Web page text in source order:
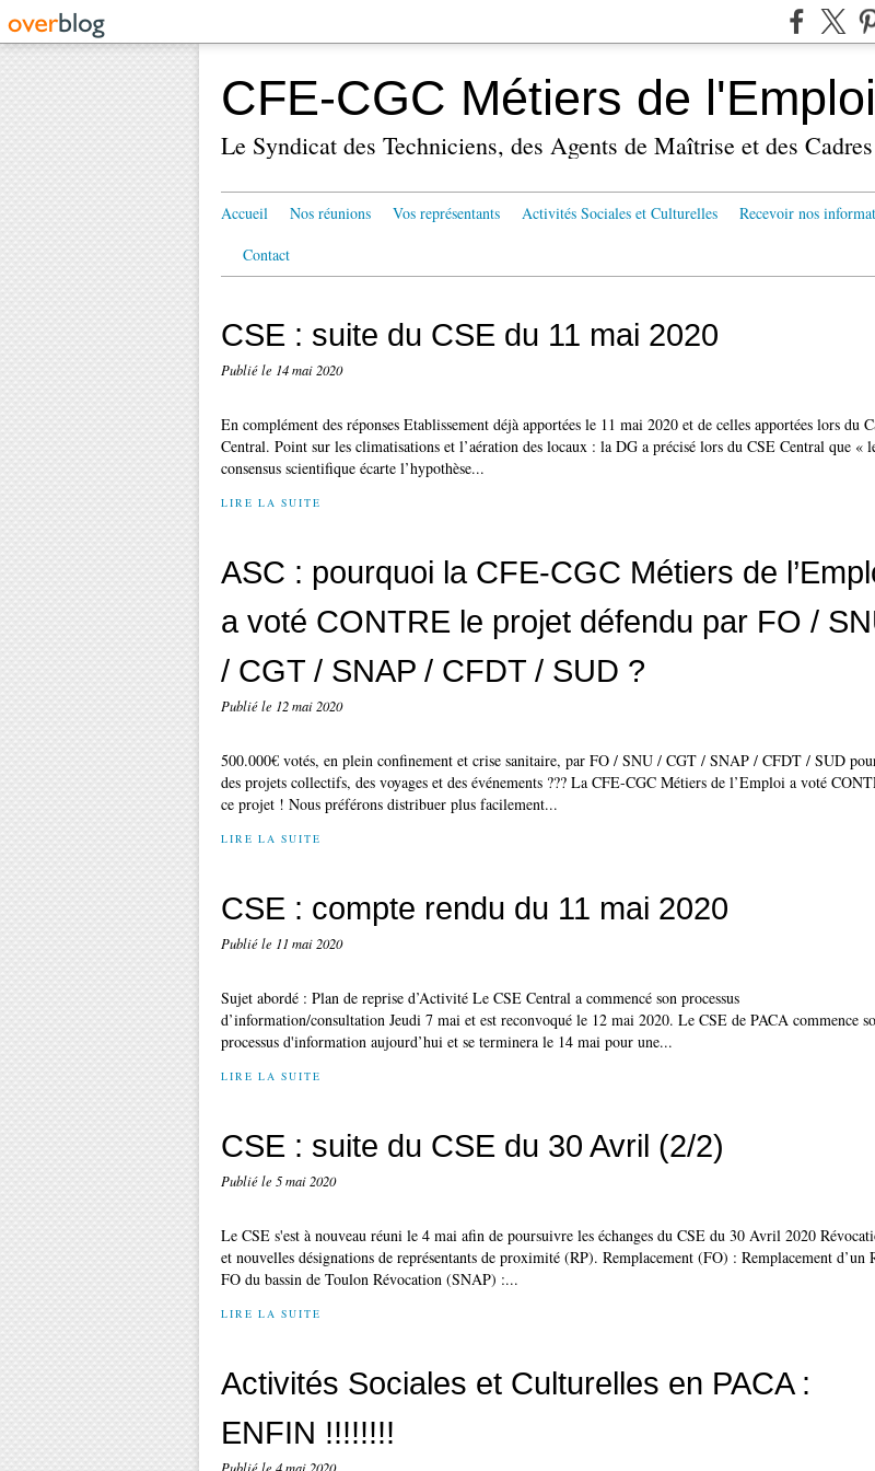
CFE-CGC Métiers de
Le Syndicat des Techniciens, des Agents de Maîtrise et des Cadres
Accueil Nos réunions Vos représentants Activités Sociales et Culturelles Recevoir nos
Contact
CSE : suite du CSE du 11 mai 2020
Publié le 14 mai 2020
En complément des réponses Etablissement déjà apportées le 11 mai 2020 et de celles apportées lors du
Central. Point sur les climatisations et l’aération des locaux : la DG a précisé lors du CSE Central que «
consensus scientifique écarte l’hypothèse...
LIRE LA SUITE
ASC : pourquoi la CFE-CGC Métiers de
a voté CONTRE le projet défendu par FO /
/ CGT / SNAP / CFDT / SUD ?
Publié le 12 mai 2020
500.000€ votés, en plein confinement et crise sanitaire, par FO / SNU / CGT / SNAP / CFDT / SUD
des projets collectifs, des voyages et des événements ??? La CFE-CGC Métiers de l’Emploi a voté
ce projet ! Nous préférons distribuer plus facilement...
LIRE LA SUITE
CSE : compte rendu du 11 mai 2020
Publié le 11 mai 2020
Sujet abordé : Plan de reprise d’Activité Le CSE Central a commencé son processus
d’information/consultation Jeudi 7 mai et est reconvoqué le 12 mai 2020. Le CSE de PACA commence
processus d'information aujourd’hui et se terminera le 14 mai pour une...
LIRE LA SUITE
CSE : suite du CSE du 30 Avril (2/2)
Publié le 5 mai 2020
Le CSE s'est à nouveau réuni le 4 mai afin de poursuivre les échanges du CSE du 30 Avril 2020
et nouvelles désignations de représentants de proximité (RP). Remplacement (FO) : Remplacement d’un
FO du bassin de Toulon Révocation (SNAP) :...
LIRE LA SUITE
Activités Sociales et Culturelles en PACA :
ENFIN !!!!!!!!